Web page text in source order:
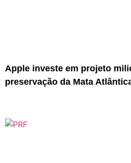
Apple investe em projeto
preservação da Mata